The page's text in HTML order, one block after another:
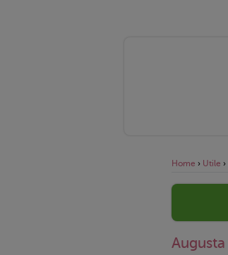
Home › Utile ›
Augusta